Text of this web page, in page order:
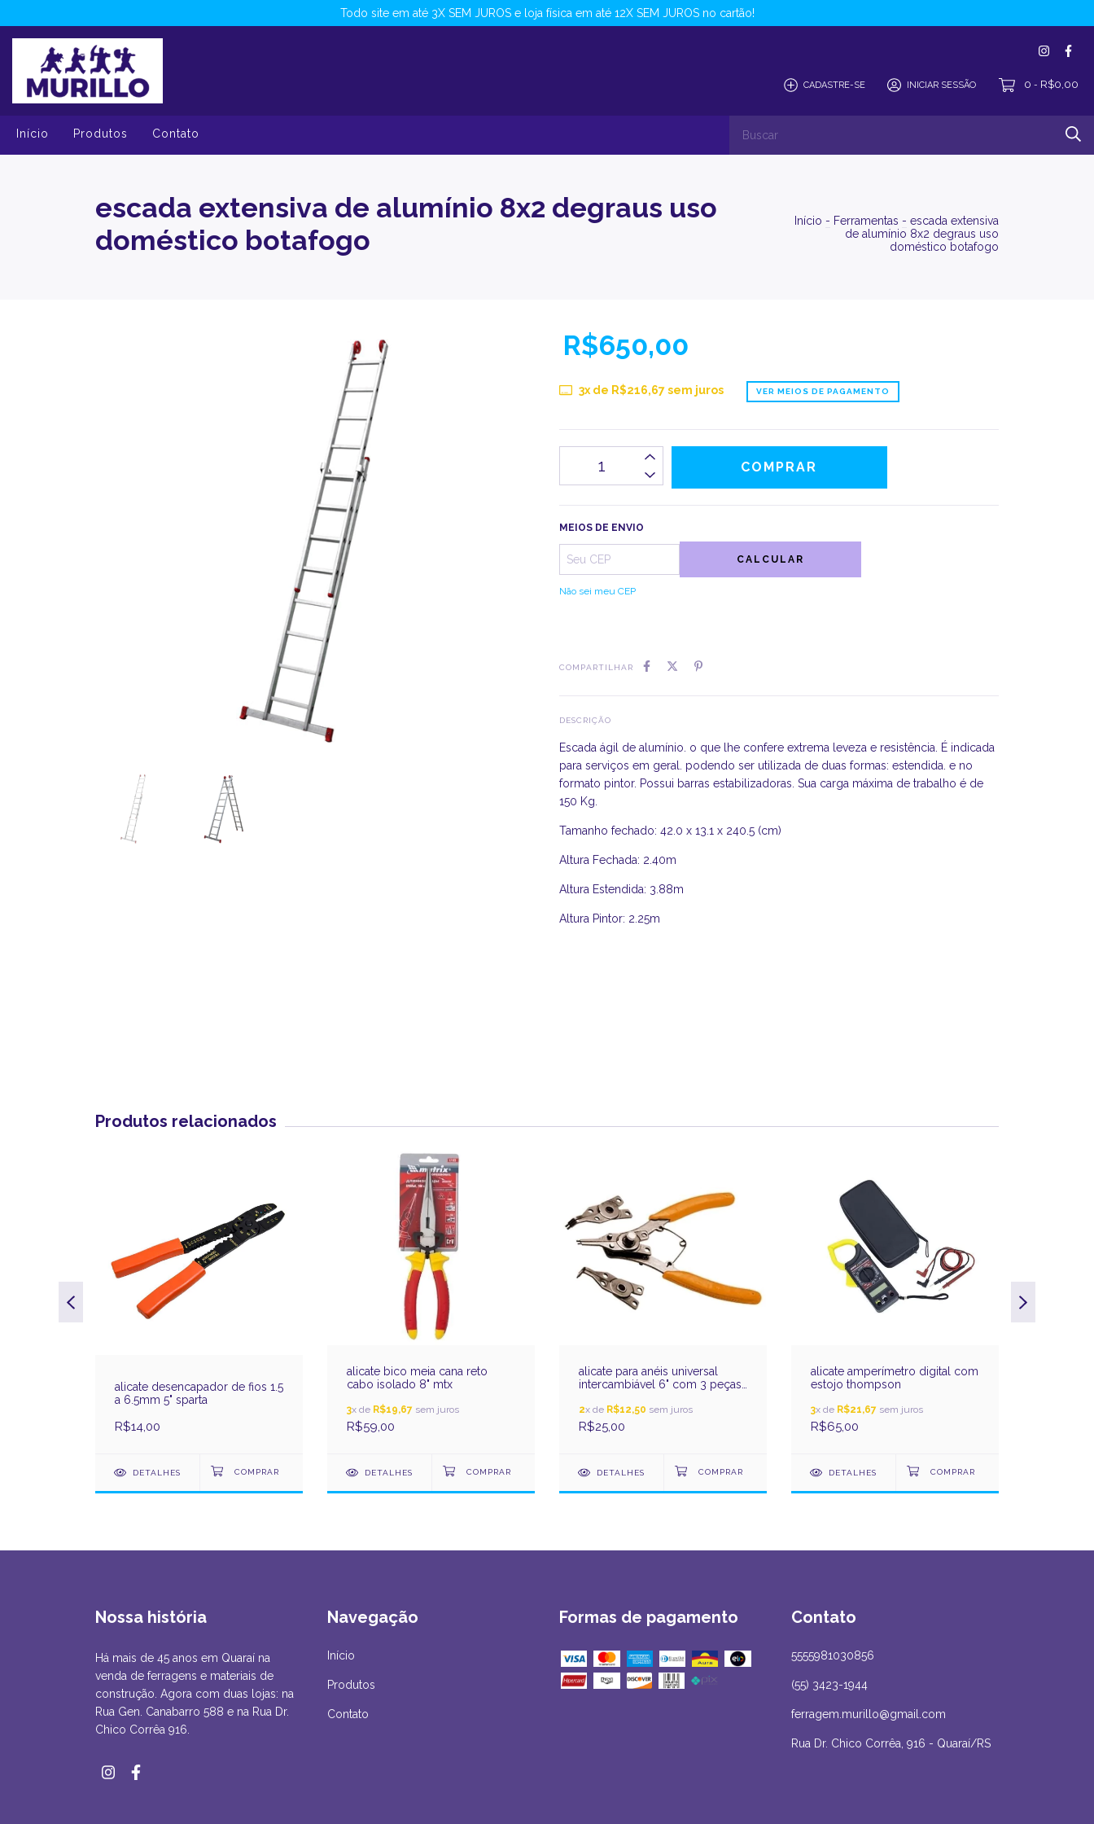
Todo site em até 3X SEM JUROS e loja física em até 12X SEM JUROS no cartão!
CADASTRE-SE INICIAR SESSÃO 0 - R$0,00
Início Produtos Contato
escada extensiva de alumínio 8x2 degraus uso
doméstico botafogo
Início - Ferramentas - escada extensiva
de alumínio 8x2 degraus uso
doméstico botafogo
R$650,00
3x de R$216,67sem juros VER MEIOS DE PAGAMENTO
MEIOS DE ENVIO
CALCULAR
Não sei meu CEP
COMPARTILHAR
DESCRIÇÃO
Escada ágil de alumínio. o que lhe confere extrema leveza e resistência. É indicada
para serviços em geral. podendo ser utilizada de duas formas: estendida. e no
formato pintor. Possui barras estabilizadoras. Sua carga máxima de trabalho é de
150 Kg.
Tamanho fechado: 42.0 x 13.1 x 240.5 (cm)
Altura Fechada: 2.40m
Altura Estendida: 3.88m
Altura Pintor: 2.25m
Produtos relacionados
alicate desencapador de fios 1.5
a 6.5mm 5" sparta
R$14,00
DETALHES
alicate bico meia cana reto
cabo isolado 8" mtx
3x de R$19,67 sem juros
R$59,00
DETALHES
alicate para anéis universal
intercambiável 6" com 3 peças
2x de R$12,50 sem juros
R$25,00
DETALHES
alicate amperímetro digital com
estojo thompson
3x de R$21,67 sem juros
R$65,00
DETALHES
Nossa história
Há mais de 45 anos em Quaraí na
venda de ferragens e materiais de
construção. Agora com duas lojas: na
Rua Gen. Canabarro 588 e na Rua Dr.
Chico Corrêa 916.
Navegação
Início
Produtos
Contato
Formas de pagamento Contato
5555981030856
(55) 3423-1944
ferragem.murillo@gmail.com
Rua Dr. Chico Corrêa, 916 - Quaraí/RS